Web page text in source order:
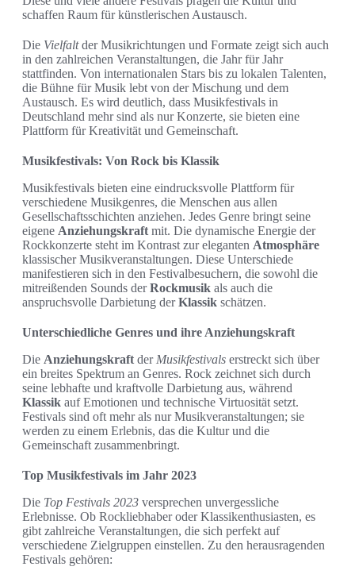
schaffen Raum für künstlerischen Austausch.
Die Vielfaltder Musikrichtungen und Formate zeigt sich auch
in den zahlreichen Veranstaltungen, die Jahr für Jahr
stattfinden. Von internationalen Stars bis zu lokalen Talenten,
die Bühne für Musik lebt von der Mischung und dem
Austausch. Es wird deutlich, dass Musikfestivals in
Deutschland mehr sind als nur Konzerte, sie bieten eine
Plattform für Kreativität und Gemeinschaft.
Musikfestivals: Von Rock bis Klassik
Musikfestivals bieten eine eindrucksvolle Plattform für
verschiedene Musikgenres, die Menschen aus allen
Gesellschaftsschichten anziehen. Jedes Genre bringt seine
eigene Anziehungskraft mit. Die dynamische Energie der
Rockkonzerte steht im Kontrast zur eleganten Atmosphäre
klassischer Musikveranstaltungen. Diese Unterschiede
manifestieren sich in den Festivalbesuchern, die sowohl die
mitreißenden Sounds derRockmusik als auch die
anspruchsvolle Darbietung derKlassik schätzen.
Unterschiedliche Genres und ihre Anziehungskraft
Die Anziehungskraft der Musikfestivals erstreckt sich über
ein breites Spektrum an Genres. Rock zeichnet sich durch
seine lebhafte und kraftvolle Darbietung aus, während
Klassik auf Emotionen und technische Virtuosität setzt.
Festivals sind oft mehr als nur Musikveranstaltungen; sie
werden zu einem Erlebnis, das die Kultur und die
Gemeinschaft zusammenbringt.
Top Musikfestivals im Jahr 2023
Die Top Festivals 2023 versprechen unvergessliche
Erlebnisse. Ob Rockliebhaber oder Klassikenthusiasten, es
gibt zahlreiche Veranstaltungen, die sich perfekt auf
verschiedene Zielgruppen einstellen. Zu den herausragenden
Festivals gehören: